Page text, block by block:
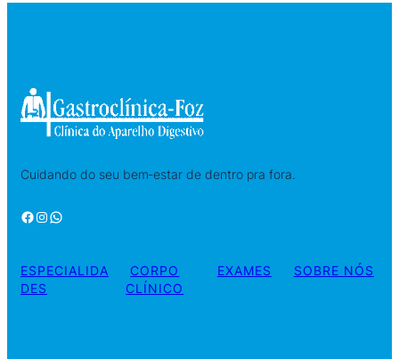
Cuidando do seu bem‑estar de dentro pra fora.
Facebook Instagram WhatsApp
ESPECIALIDA
DES
CORPO
CLÍNICO
EXAMES SOBRE NÓS